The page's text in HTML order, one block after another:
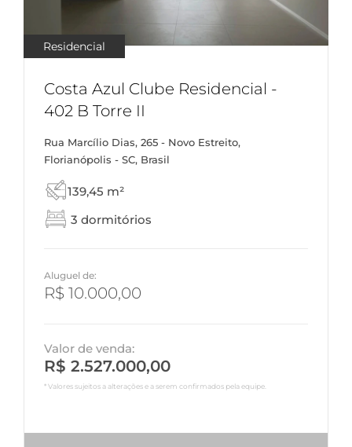
Residencial
Costa Azul Clube Residencial -
402 B Torre II
Rua Marcílio Dias, 265 - Novo Estreito,
Florianópolis - SC, Brasil
139,45 m²
3 dormitórios
Aluguel de:
R$ 10.000,00
Valor de venda:
R$ 2.527.000,00
* Valores sujeitos a alterações e a serem confirmados pela equipe.